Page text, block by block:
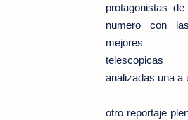
protagonistas
numero con
mejores
telescopicas
analizadas una a
otro reportaje